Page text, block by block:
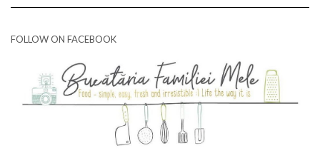
FOLLOW ON FACEBOOK